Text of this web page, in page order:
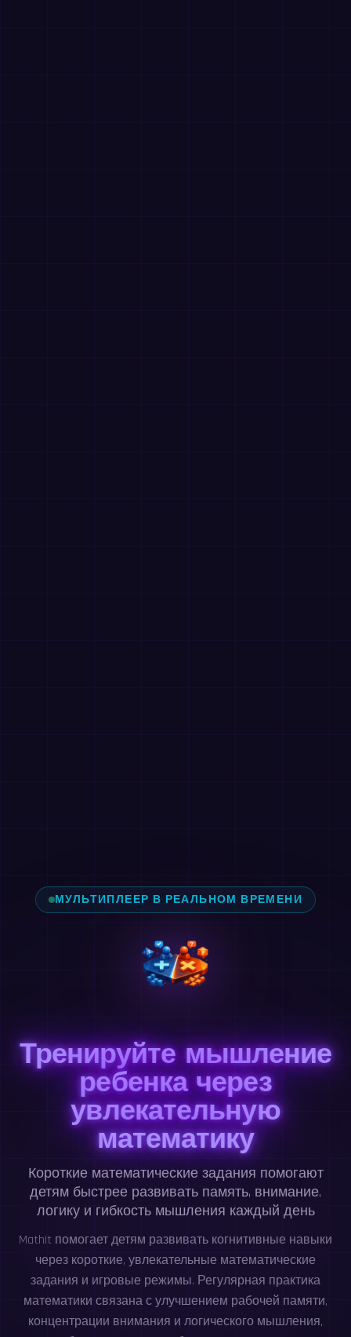
МУЛЬТИПЛЕЕР В РЕАЛЬНОМ ВРЕМЕНИ
Тренируйте мышление
ребенка через
увлекательную
математику
Короткие математические задания помогают
детям быстрее развивать память, внимание,
логику и гибкость мышления каждый день
MathIt помогает детям развивать когнитивные навыки
через короткие, увлекательные математические
задания и игровые режимы. Регулярная практика
математики связана с улучшением рабочей памяти,
концентрации внимания и логического мышления,